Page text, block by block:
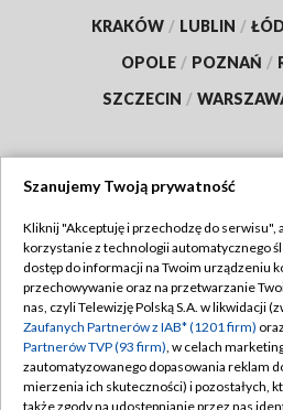
KRAKÓW / LUBLIN /
OPOLE / POZNAŃ /
SZCZECIN /
TVP
Abonament TVP
Emisja w TVP
Centrum informacji TVP
Naziemna Telewizja Cyfrowa
Regulamin
Polityka
Moje
Pomoc
Szanujemy Twoją prywatność
Kliknij "Akceptuję i przechodzę do serwisu",
korzystanie z technologii automatycznego
dostęp do informacji na Twoim urządzeniu
przechowywanie oraz na przetwarzanie
nas, czyli Telewizję Polską S.A. w likwidacji
Zaufanych Partnerów z IAB* (1201 firm)
Partnerów TVP (93 firm), w celach
zautomatyzowanego dopasowania reklam
mierzenia ich skuteczności) i pozostałych,
także zgody na udostępnianie przez nas